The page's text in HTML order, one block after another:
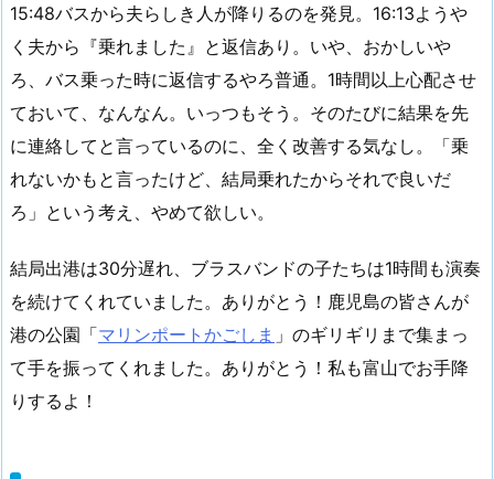
15:48バスから夫らしき人が降りるのを発見。16:13ようや
く夫から『乗れました』と返信あり。いや、おかしいや
ろ、バス乗った時に返信するやろ普通。1時間以上心配させ
ておいて、なんなん。いっつもそう。そのたびに結果を先
に連絡してと言っているのに、全く改善する気なし。「乗
れないかもと言ったけど、結局乗れたからそれで良いだ
ろ」という考え、やめて欲しい。
結局出港は30分遅れ、ブラスバンドの子たちは1時間も演奏
を続けてくれていました。ありがとう！鹿児島の皆さんが
港の公園「マリンポートかごしま 」のギリギリまで集まっ
て手を振ってくれました。ありがとう！私も富山でお手降
りするよ！